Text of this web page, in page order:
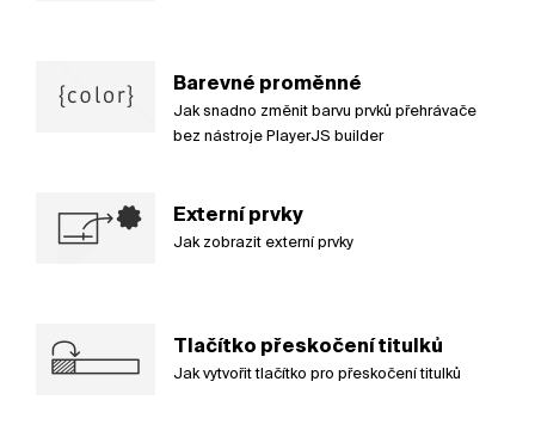
Barevné proměnné
Jak snadno změnit barvu prvků přehrávače
bez nástroje PlayerJS builder
Externí prvky
Jak zobrazit externí prvky
Tlačítko přeskočení titulků
Jak vytvořit tlačítko pro přeskočení titulků